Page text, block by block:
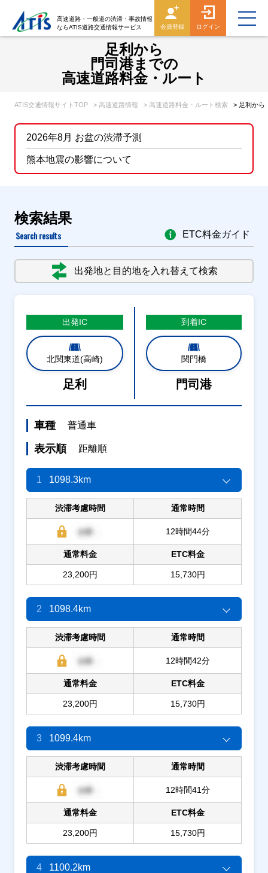
高速道路・一般道の渋滞・事故情報
ならATIS道路交通情報サービス
会員登録 ログイン
足利から
門司港までの
高速道路料金・ルート
ATIS交通情報サイトTOP > 高速道路情報 > 高速道路料金・ルート検索 > 足利から
2026年8月 お盆の渋滞予測
熊本地震の影響について
検索結果
Search results
出発地と目的地を入れ替えて検索
ETC料金ガイド
出発IC
北関東道(高崎)
足利
到着IC
関門橋
門司港
車種 普通車
表示順 距離順
1 1098.3km
渋滞考慮時間 通常時間
12時間44分
通常料金
23,200円
ETC料金
15,730円
2 1098.4km
渋滞考慮時間 通常時間
12時間42分
通常料金
23,200円
ETC料金
15,730円
3 1099.4km
渋滞考慮時間 通常時間
12時間41分
通常料金
23,200円
ETC料金
15,730円
4 1100.2km